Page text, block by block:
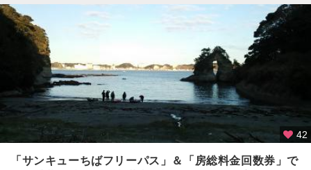
42
「サンキューちばフリーパス」＆「房総料金回数券」で